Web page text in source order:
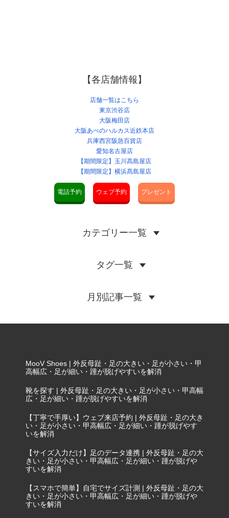
【各店舗情報】
店舗一覧はこちら
東京渋谷店
大阪梅田店
大阪あべのハルカス近鉄本店
兵庫西宮阪急百貨店
愛知名古屋店
【期間限定】玉川髙島屋店
【期間限定】横浜髙島屋店
電話予約 ウェブ予約 プレゼント
カテゴリー一覧
タグ一覧
月別記事一覧
MooV Shoes | 外反母趾・足の大きい・足が小さい・甲
高幅広・足が細い・踵が脱げやすいを解消
靴を探す | 外反母趾・足の大きい・足が小さい・甲高幅
広・足が細い・踵が脱げやすいを解消
【丁寧で手厚い】ウェブ来店予約 | 外反母趾・足の大き
い・足が小さい・甲高幅広・足が細い・踵が脱げやす
いを解消
【サイズ入力だけ】足のデータ連携 | 外反母趾・足の大
きい・足が小さい・甲高幅広・足が細い・踵が脱げや
すいを解消
【スマホで簡単】自宅でサイズ計測 | 外反母趾・足の大
きい・足が小さい・甲高幅広・足が細い・踵が脱げや
すいを解消